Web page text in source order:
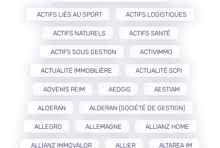
ACTIFS LIÉS AU SPORT ACTIFS LOGISTIQUES
ACTIFS NATURELS ACTIFS SANTÉ
ACTIFS SOUS GESTION ACTIVIMMO
ACTUALITÉ IMMOBILIÈRE ACTUALITÉ SCPI
ADVENIS REIM AEDGIS AESTIAM
ALDERAN ALDERAN (SOCIÉTÉ DE GESTION)
ALLEGRO ALLEMAGNE ALLIANZ HOME
ALLIANZ IMMOVALOR ALLIER ALTAREA IM